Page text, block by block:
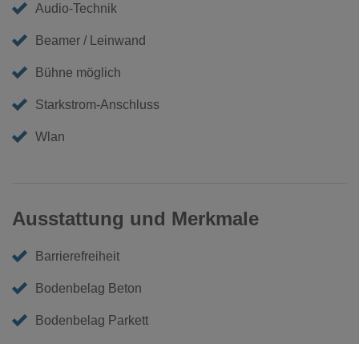
Audio-Technik
Beamer / Leinwand
Bühne möglich
Starkstrom-Anschluss
Wlan
Ausstattung und Merkmale
Barrierefreiheit
Bodenbelag Beton
Bodenbelag Parkett